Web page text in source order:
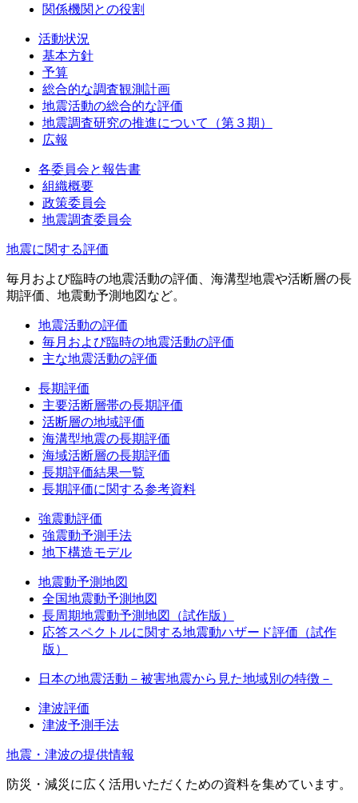
関係機関との役割
活動状況
基本方針
予算
総合的な調査観測計画
地震活動の総合的な評価
地震調査研究の推進について（第３期）
広報
各委員会と報告書
組織概要
政策委員会
地震調査委員会
地震に関する評価
毎月および臨時の地震活動の評価、海溝型地震や活断層の長
期評価、地震動予測地図など。
地震活動の評価
毎月および臨時の地震活動の評価
主な地震活動の評価
長期評価
主要活断層帯の長期評価
活断層の地域評価
海溝型地震の長期評価
海域活断層の長期評価
長期評価結果一覧
長期評価に関する参考資料
強震動評価
強震動予測手法
地下構造モデル
地震動予測地図
全国地震動予測地図
長周期地震動予測地図（試作版）
応答スペクトルに関する地震動ハザード評価（試作
版）
日本の地震活動－被害地震から見た地域別の特徴－
津波評価
津波予測手法
地震・津波の提供情報
防災・減災に広く活用いただくための資料を集めています。